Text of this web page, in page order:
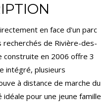
en face d'un parc
recherchés de Rivière-des-
construite en 2006 offre 3
intégré, plusieurs
à distance de marche du
pour une jeune famille